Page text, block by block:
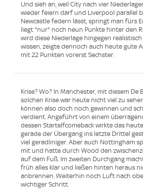
Und sieh an, weil City nach vier
wieder feiern darf und Liverpool parallel
Newcastle federn lässt, springt man fürs
liegt "nur" noch neun Punkte hinter den
wird diese Niederlage hingegen
wissen, zeigte dennoch auch heute gute
mit 22 Punkten vorerst Sechster.
Krise? Wo? In Manchester, mit diesem De
solchen Krise war heute nicht viel zu
können also doch noch gewinnen und
verdient. Angeführt von einem
dessen Startelfcomeback wirkte das
gerade der Übergang ins letzte Drittel
viel geradliniger. Aber auch Nottingham
mit und hatte durch Wood den
auf dem Fuß. Im zweiten Durchgang
früh alles klar und ließen hinten heraus
anbrennen. Weiterhin noch Luft nach
wichtiger Schritt.